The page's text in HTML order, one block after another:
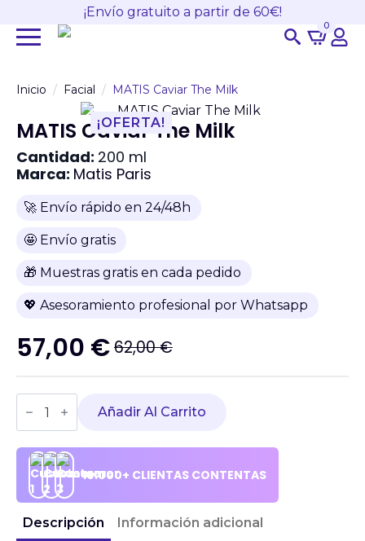
¡Envío gratuito a partir de 60€!
0
Inicio Facial MATIS Caviar The Milk
¡OFERTA!
MATIS Caviar The Milk
Cantidad: 200 ml
Marca: Matis Paris
🚀 Envío rápido en 24/48h
🤩 Envío gratis
🎁 Muestras gratis en cada pedido
💖 Asesoramiento profesional por Whatsapp
62,00€
El
precio
original
era:
62,00 €.
57,00 €
El
precio
actual
es:
57,00 €.
MATIS
Caviar
cantidad
Añadir Al Carrito
10.000+ CLIENTAS CONTENTAS
Descripción Información adicional